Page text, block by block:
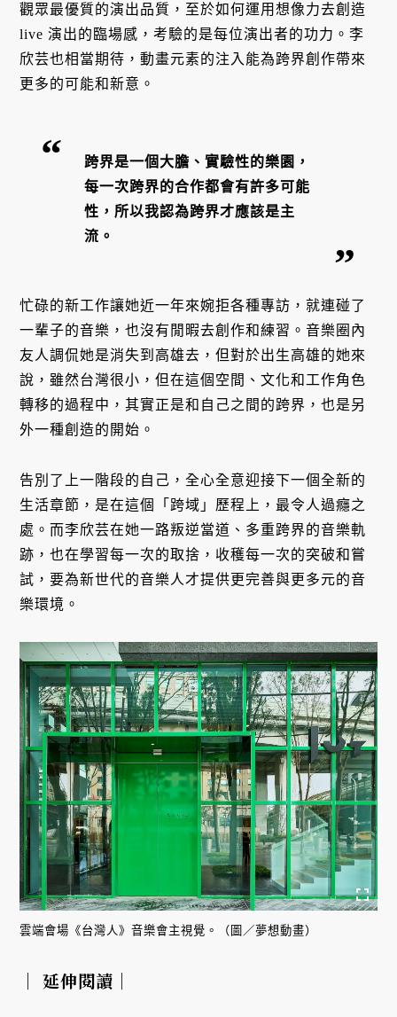
觀眾最優質的演出品質，至於如何運用想像力去創造
live 演出的臨場感，考驗的是每位演出者的功力。李
欣芸也相當期待，動畫元素的注入能為跨界創作帶來
更多的可能和新意。
跨界是一個大膽、實驗性的樂園，
每一次跨界的合作都會有許多可能
性，所以我認為跨界才應該是主
流。
忙碌的新工作讓她近一年來婉拒各種專訪，就連碰了
一輩子的音樂，也沒有閒暇去創作和練習。音樂圈內
友人調侃她是消失到高雄去，但對於出生高雄的她來
說，雖然台灣很小，但在這個空間、文化和工作角色
轉移的過程中，其實正是和自己之間的跨界，也是另
外一種創造的開始。
告別了上一階段的自己，全心全意迎接下一個全新的
生活章節，是在這個「跨域」歷程上，最令人過癮之
處。而李欣芸在她一路叛逆當道、多重跨界的音樂軌
跡，也在學習每一次的取捨，收穫每一次的突破和嘗
試，要為新世代的音樂人才提供更完善與更多元的音
樂環境。
雲端會場《台灣人》音樂會主視覺。（圖／夢想動畫）
｜ 延伸閱讀｜